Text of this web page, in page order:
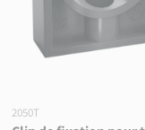
2050T